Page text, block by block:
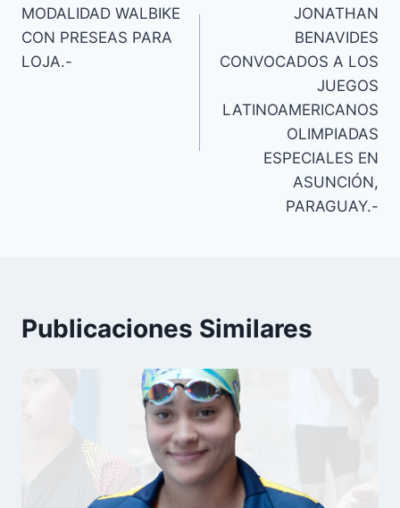
MODALIDAD WALBIKE
CON PRESEAS PARA
LOJA.-
JONATHAN
BENAVIDES
CONVOCADOS A LOS
JUEGOS
LATINOAMERICANOS
OLIMPIADAS
ESPECIALES EN
ASUNCIÓN,
PARAGUAY.-
Publicaciones Similares